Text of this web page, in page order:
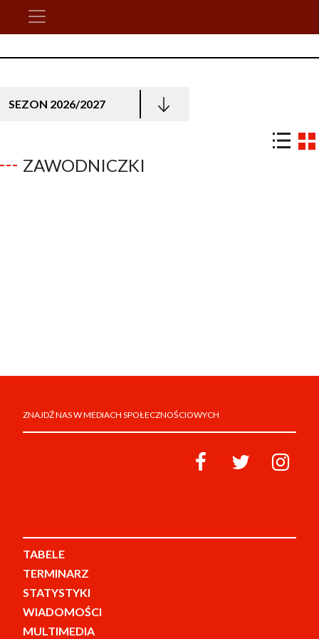
SEZON 2026/2027
ZAWODNICZKI
ZNAJDŹ NAS W MEDIACH SPOŁECZNOŚCIOWYCH
TABELE
TERMINARZ
STATYSTYKI
WIADOMOŚCI
MULTIMEDIA